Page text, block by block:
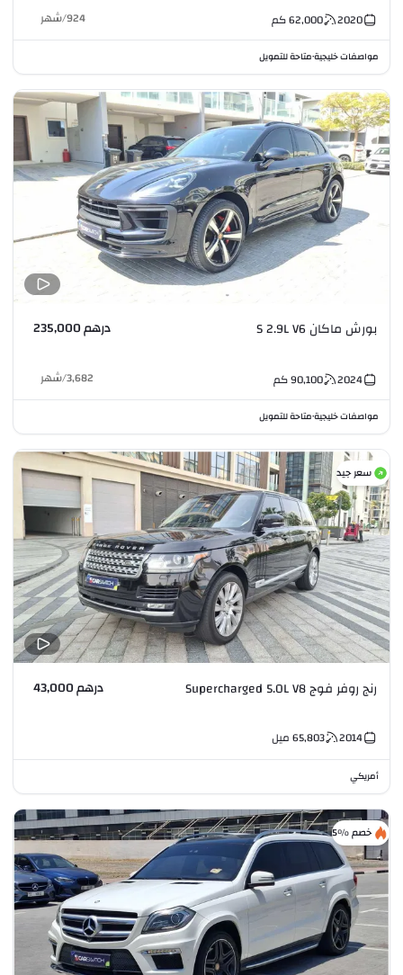
2020
62,000كم 924
/شهر
مواصفات خليجية•متاحة للتمويل
بورش ماكان S 2.9L V6 درهم 235,000
2024
90,100كم 3,682
/شهر
مواصفات خليجية•متاحة للتمويل
سعر جيد
رنج روفر فوج Supercharged 5.0L V8 درهم 43,000
2014
65,803 ميل
أمريكي
خصم %5